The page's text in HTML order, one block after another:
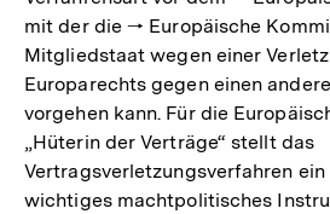
mit der die 🠒 Europäische
Mitgliedstaat wegen einer
Europarechts gegen einen
vorgehen kann. Für die
„Hüterin der Verträge“ stellt das
Vertragsverletzungsverfahren
wichtiges machtpolitisches